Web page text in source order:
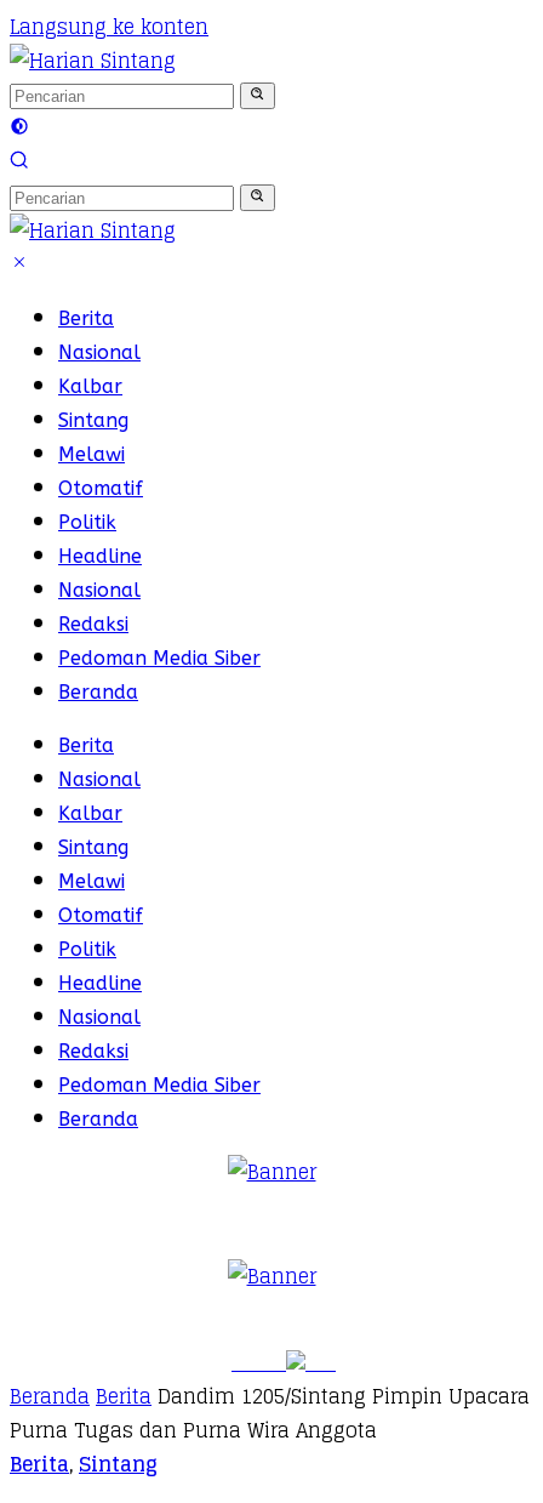
Langsung ke konten
Berita
Nasional
Kalbar
Sintang
Melawi
Otomatif
Politik
Headline
Nasional
Redaksi
Pedoman Media Siber
Beranda
Berita
Nasional
Kalbar
Sintang
Melawi
Otomatif
Politik
Headline
Nasional
Redaksi
Pedoman Media Siber
Beranda
BerandaBeritaDandim 1205/Sintang Pimpin Upacara
Purna Tugas dan Purna Wira Anggota
Berita,Sintang